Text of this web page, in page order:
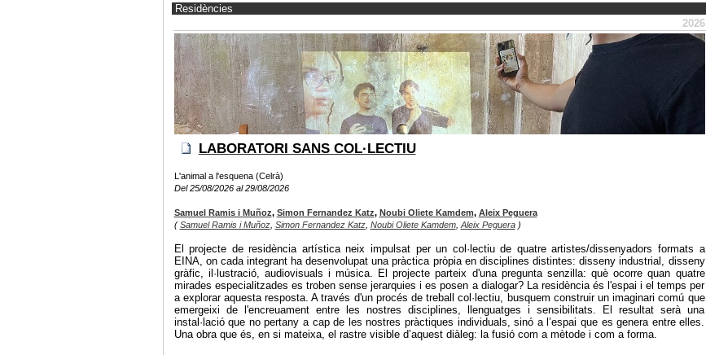
Residències
2026
LABORATORI SANS COL·LECTIU
L'animal a l'esquena (Celrà)
Del 25/08/2026 al 29/08/2026
Samuel Ramis i Muñoz, Simon Fernandez Katz, Noubi Oliete Kamdem, Aleix Peguera
(Samuel Ramis i Muñoz, Simon Fernandez Katz, Noubi Oliete Kamdem, Aleix Peguera)
El projecte de residència artística neix impulsat per un col·lectiu de quatre artistes/dissenyadors formats a
EINA, on cada integrant ha desenvolupat una pràctica pròpia en disciplines distintes: disseny industrial, disseny
gràfic, il·lustració, audiovisuals i música. El projecte parteix d'una pregunta senzilla: què ocorre quan quatre
mirades especialitzades es troben sense jerarquies i es posen a dialogar? La residència és l'espai i el temps per
a explorar aquesta resposta. A través d'un procés de treball col·lectiu, busquem construir un imaginari comú que
emergeixi de l'encreuament entre les nostres disciplines, llenguatges i sensibilitats. El resultat serà una
instal·lació que no pertany a cap de les nostres pràctiques individuals, sinó a l’espai que es genera entre elles.
Una obra que és, en si mateixa, el rastre visible d’aquest diàleg: la fusió com a mètode i com a forma.